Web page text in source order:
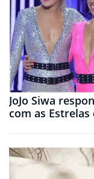
JoJo Siwa
com as Estrelas